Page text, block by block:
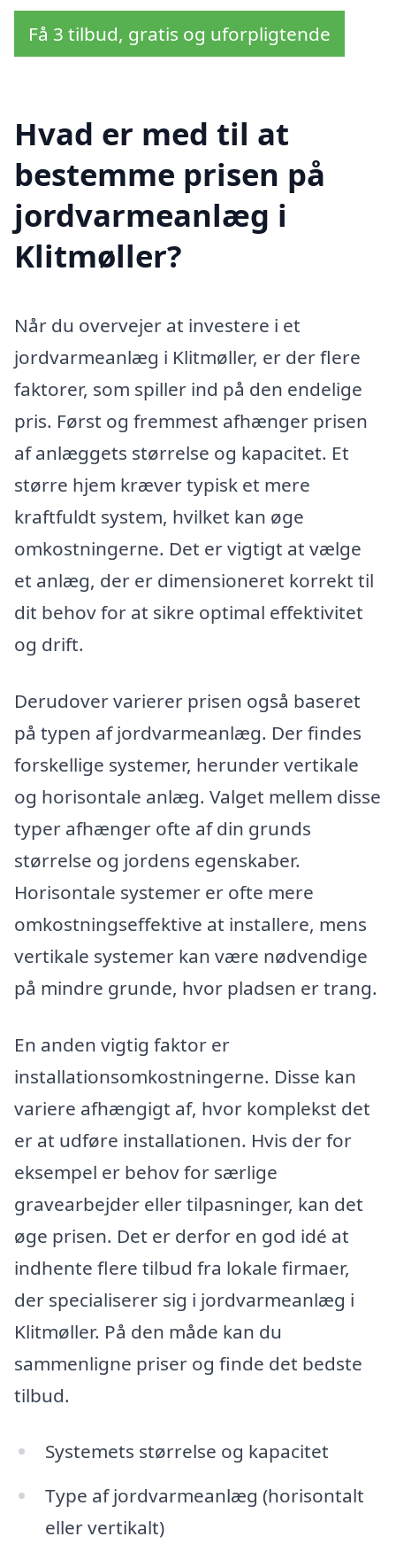
Få 3 tilbud, gratis og uforpligtende
Hvad er med til at
bestemme prisen på
jordvarmeanlæg i
Klitmøller?
Når du overvejer at investere i et
jordvarmeanlæg i Klitmøller, er der flere
faktorer, som spiller ind på den endelige
pris. Først og fremmest afhænger prisen
af anlæggets størrelse og kapacitet. Et
større hjem kræver typisk et mere
kraftfuldt system, hvilket kan øge
omkostningerne. Det er vigtigt at vælge
et anlæg, der er dimensioneret korrekt til
dit behov for at sikre optimal effektivitet
og drift.
Derudover varierer prisen også baseret
på typen af jordvarmeanlæg. Der findes
forskellige systemer, herunder vertikale
og horisontale anlæg. Valget mellem disse
typer afhænger ofte af din grunds
størrelse og jordens egenskaber.
Horisontale systemer er ofte mere
omkostningseffektive at installere, mens
vertikale systemer kan være nødvendige
på mindre grunde, hvor pladsen er trang.
En anden vigtig faktor er
installationsomkostningerne. Disse kan
variere afhængigt af, hvor komplekst det
er at udføre installationen. Hvis der for
eksempel er behov for særlige
gravearbejder eller tilpasninger, kan det
øge prisen. Det er derfor en god idé at
indhente flere tilbud fra lokale firmaer,
der specialiserer sig i jordvarmeanlæg i
Klitmøller. På den måde kan du
sammenligne priser og finde det bedste
tilbud.
Systemets størrelse og kapacitet
Type af jordvarmeanlæg (horisontalt
eller vertikalt)